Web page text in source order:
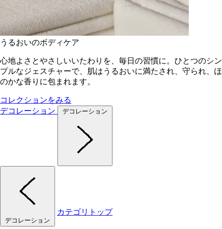
うるおいのボディケア
心地よさとやさしいいたわりを、毎日の習慣に。ひとつのシン
プルなジェスチャーで、肌はうるおいに満たされ、守られ、ほ
のかな香りに包まれます。
コレクションをみる
デコレーション
デコレーション
デコレーション
カテゴリトップ